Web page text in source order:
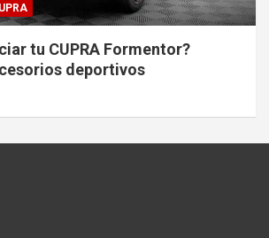
tu CUPRA Formentor?
deportivos